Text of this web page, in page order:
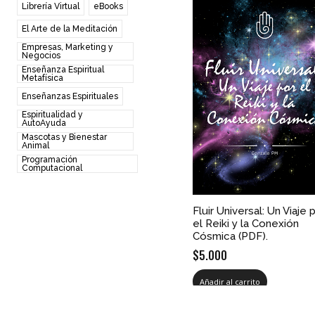
Librería Virtual eBooks
El Arte de la Meditación
Empresas, Marketing y
Negocios
Enseñanza Espiritual
Metafísica
Enseñanzas Espirituales
Espiritualidad y
AutoAyuda
Mascotas y Bienestar
Animal
Programación
Computacional
Fluir Universal: Un Viaje
el Reiki y la Conexión
Cósmica (PDF).
$5.000
Añadir al carrito